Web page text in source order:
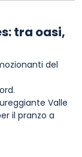
tra oasi,
del
Valle
il pranzo a